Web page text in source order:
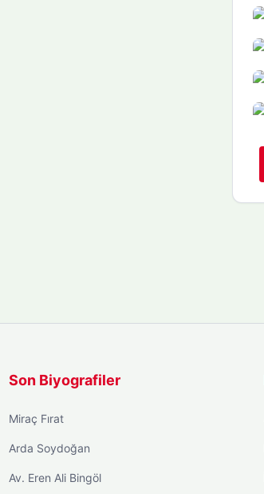
Son Biyografiler
Miraç Fırat
Arda Soydoğan
Av. Eren Ali Bingöl